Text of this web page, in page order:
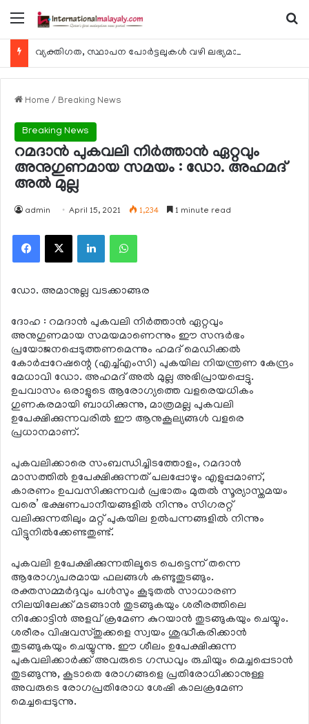
Menu
Home / Breaking News
Breaking News
റമദാന്‍ പുകവലി നിര്‍ത്താന്‍ ഏറ്റവും
അനുഗുണമായ സമയം : ഡോ. അഹമദ്
അല്‍ മുല്ല
admin April 15, 2021 1,234 1 minute read
Facebook
X LinkedInWhatsApp
ഡോ. അമാനുല്ല വടക്കാങ്ങര
ദോഹ : റമദാന്‍ പുകവലി നിര്‍ത്താന്‍ ഏറ്റവും
അനുഗുണമായ സമയമാണെന്നും ഈ സന്ദര്‍ഭം
പ്രയോജനപ്പെടുത്തണമെന്നും ഹമദ് മെഡിക്കല്‍
കോര്‍പ്പറേഷന്റെ (എച്ച്എംസി) പുകയില നിയന്ത്രണ കേന്ദ്രം
മേധാവി ഡോ. അഹമദ് അല്‍ മുല്ല അഭിപ്രായപ്പെട്ടു.
ഉപവാസം ഒരാളുടെ ആരോഗ്യത്തെ വളരെയധികം
ഗുണകരമായി ബാധിക്കുന്നു, മാത്രമല്ല പുകവലി
ഉപേക്ഷിക്കുന്നവരില്‍ ഈ ആനുകൂല്യങ്ങള്‍ വളരെ
പ്രധാനമാണ്.
പുകവലിക്കാരെ സംബന്ധിച്ചിടത്തോളം, റമദാന്‍
മാസത്തില്‍ ഉപേക്ഷിക്കുന്നത് പലപ്പോഴും എളുപ്പമാണ്,
കാരണം ഉപവസിക്കുന്നവര്‍ പ്രഭാതം മുതല്‍ സൂര്യാസ്തമയം
വരെ’ ഭക്ഷണപാനീയങ്ങളില്‍ നിന്നും സിഗരറ്റ്
വലിക്കുന്നതിലും മറ്റ് പുകയില ഉല്‍പന്നങ്ങളില്‍ നിന്നും
വിട്ടുനില്‍ക്കേണ്ടതുണ്ട്.
പുകവലി ഉപേക്ഷിക്കുന്നതിലൂടെ പെട്ടെന്ന് തന്നെ
ആരോഗ്യപരമായ ഫലങ്ങള്‍ കണ്ടുതുടങ്ങും.
രക്തസമ്മര്‍ദ്ദവും പള്‍സും കൂടുതല്‍ സാധാരണ
നിലയിലേക്ക് മടങ്ങാന്‍ തുടങ്ങുകയും ശരീരത്തിലെ
നിക്കോട്ടിന്‍ അളവ് ക്രമേണ കുറയാന്‍ തുടങ്ങുകയും ചെയ്യും.
ശരീരം വിഷവസ്തുക്കളെ സ്വയം ശുദ്ധീകരിക്കാന്‍
തുടങ്ങുകയും ചെയ്യുന്നു. ഈ ശീലം ഉപേക്ഷിക്കുന്ന
പുകവലിക്കാര്‍ക്ക് അവരുടെ ഗന്ധവും രുചിയും മെച്ചപ്പെടാന്‍
തുടങ്ങുന്നു, കൂടാതെ രോഗങ്ങളെ പ്രതിരോധിക്കാനുള്ള
അവരുടെ രോഗപ്രതിരോധ ശേഷി കാലക്രമേണ
മെച്ചപ്പെടുന്നു.